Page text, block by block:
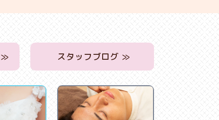
≫ スタッフブログ ≫